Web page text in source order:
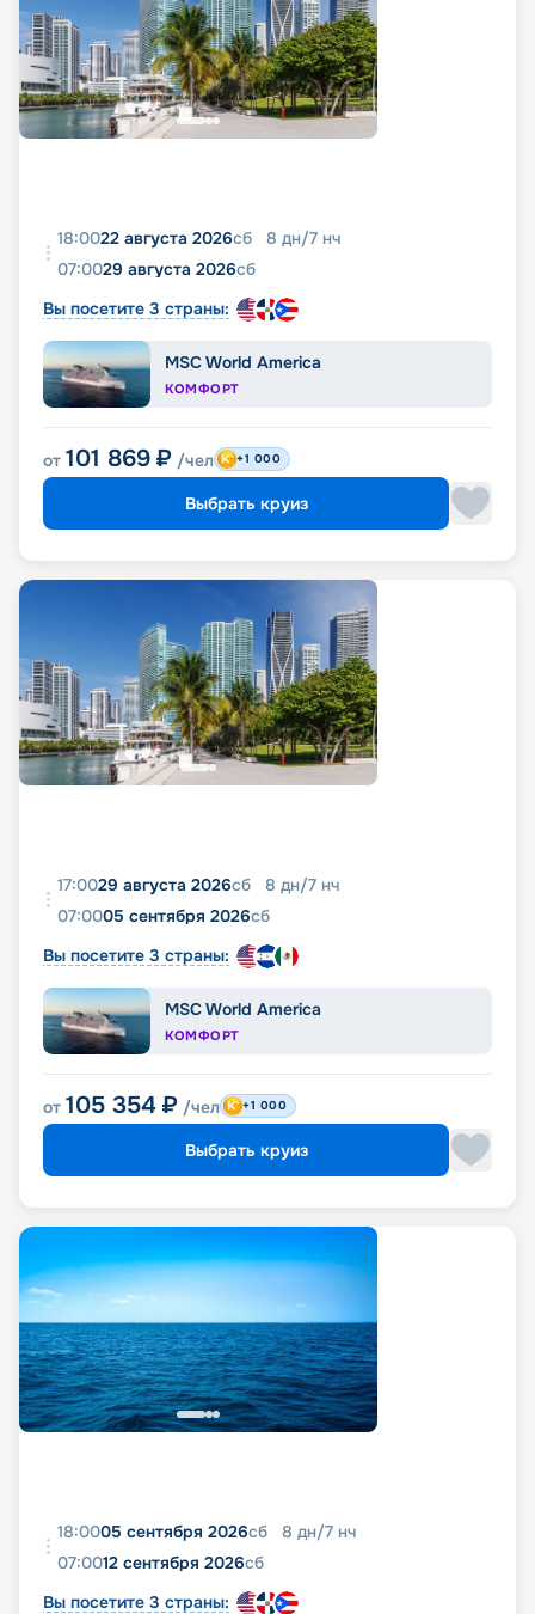
18:0022 августа 2026сб 8 дн/7 нч
07:0029 августа 2026сб
Вы посетите 3 страны:
MSC World America
КОМФОРТ
от 101 869 ₽ /чел +1 000
Выбрать круиз
17:0029 августа 2026сб 8 дн/7 нч
07:0005 сентября 2026сб
Вы посетите 3 страны:
MSC World America
КОМФОРТ
от 105 354 ₽ /чел +1 000
Выбрать круиз
18:0005 сентября 2026сб 8 дн/7 нч
07:0012 сентября 2026сб
Вы посетите 3 страны: